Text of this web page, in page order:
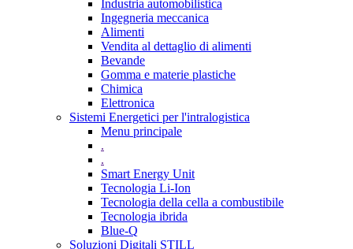
Industria automobilistica
Ingegneria meccanica
Alimenti
Vendita al dettaglio di alimenti
Bevande
Gomma e materie plastiche
Chimica
Elettronica
Sistemi Energetici per l'intralogistica
Menu principale
.
.
Smart Energy Unit
Tecnologia Li-Ion
Tecnologia della cella a combustibile
Tecnologia ibrida
Blue-Q
Soluzioni Digitali STILL